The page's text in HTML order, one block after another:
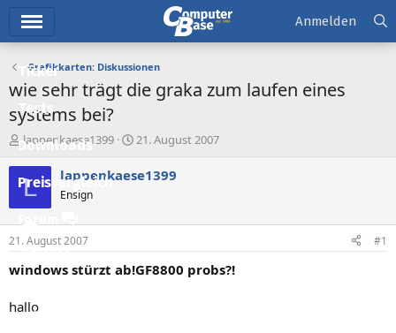
Ticker
Tests
Downloads
Preisvergleich
Forum
Aktuelles
Neue Beiträge
Anmelden
Grafikkarten: Diskussionen
wie sehr trägt die graka zum laufen eines
systems bei?
E
r
s
t
e
r
lappenkaese1399
E
s
t
a
21. August 2007
L lappenkaese1399
Ensign
21. August 2007 #1
windows stürzt ab!GF8800 probs?!
hallo